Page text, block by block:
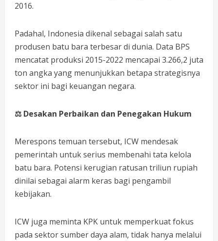
2016.
Padahal, Indonesia dikenal sebagai salah satu
produsen batu bara terbesar di dunia. Data BPS
mencatat produksi 2015-2022 mencapai 3.266,2 juta
ton angka yang menunjukkan betapa strategisnya
sektor ini bagi keuangan negara.
⚖️ Desakan Perbaikan dan Penegakan Hukum
Merespons temuan tersebut, ICW mendesak
pemerintah untuk serius membenahi tata kelola
batu bara. Potensi kerugian ratusan triliun rupiah
dinilai sebagai alarm keras bagi pengambil
kebijakan.
ICW juga meminta KPK untuk memperkuat fokus
pada sektor sumber daya alam, tidak hanya melalui